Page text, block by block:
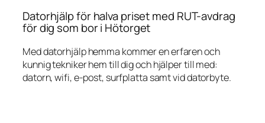
Datorhjälp för halva priset med RUT-avdrag
för dig som bor i Hötorget
Med datorhjälp hemma kommer en erfaren och
kunnig tekniker hem till dig och hjälper till med:
datorn, wifi, e-post, surfplatta samt vid datorbyte.